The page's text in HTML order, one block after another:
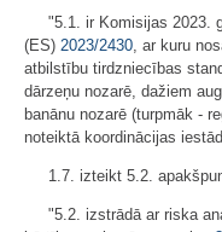
"5.1. ir Komisijas 2023.
(ES) 2023/2430 , ar kuru
atbilstību tirdzniecības
dārzeņu nozarē, dažiem
banānu nozarē (turpmāk -
noteiktā koordinācijas
1.7. izteikt 5.2.
"5.2. izstrādā ar riska